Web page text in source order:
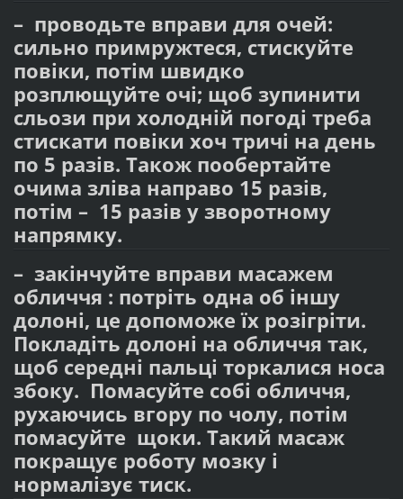
– проводьте вправи для очей:
сильно примружтеся, стискуйте
повіки, потім швидко
розплющуйте очі; щоб зупинити
сльози при холодній погоді треба
стискати повіки хоч тричі на день
по 5 разів. Також пообертайте
очима зліва направо 15 разів,
потім – 15 разів у зворотному
напрямку.
– закінчуйте вправи масажем
обличчя : потріть одна об іншу
долоні, це допоможе їх розігріти.
Покладіть долоні на обличчя так,
щоб середні пальці торкалися носа
збоку. Помасуйте собі обличчя,
рухаючись вгору по чолу, потім
помасуйте щоки. Такий масаж
покращує роботу мозку і
нормалізує тиск.